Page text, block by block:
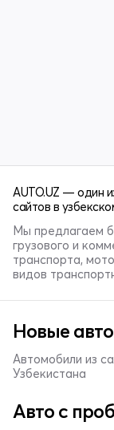
AUTO.UZ — один
сайтов в
Мы предлагаем
грузового и
транспорта,
видов
Новые авто
Автомобили из
Узбекистана
Авто с